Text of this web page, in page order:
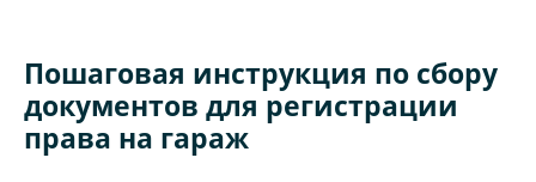
Пошаговая инструкция по сбору
документов для регистрации
права на гараж